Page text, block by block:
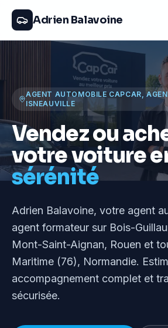
Adrien Balavoine
AGENT AUTOMOBILE CAPCAR,
ISNEAUVILLE
Vendez ou
votre voiture
sérénité
Adrien Balavoine, votre agent
agent formateur sur Bois-
Mont-Saint-Aignan, Rouen et
Maritime (76), Normandie.
accompagnement complet et
sécurisée.